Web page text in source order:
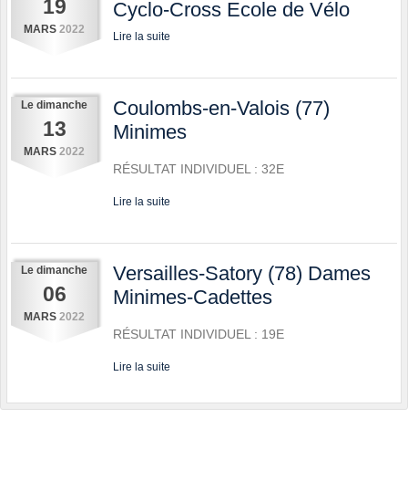
19
MARS 2022
Cyclo-Cross Ecole de Vélo
Lire la suite
Le dimanche
13
MARS 2022
Coulombs-en-Valois (77)
Minimes
RÉSULTAT INDIVIDUEL : 32E
Lire la suite
Le dimanche
06
MARS 2022
Versailles-Satory (78) Dames
Minimes-Cadettes
RÉSULTAT INDIVIDUEL : 19E
Lire la suite